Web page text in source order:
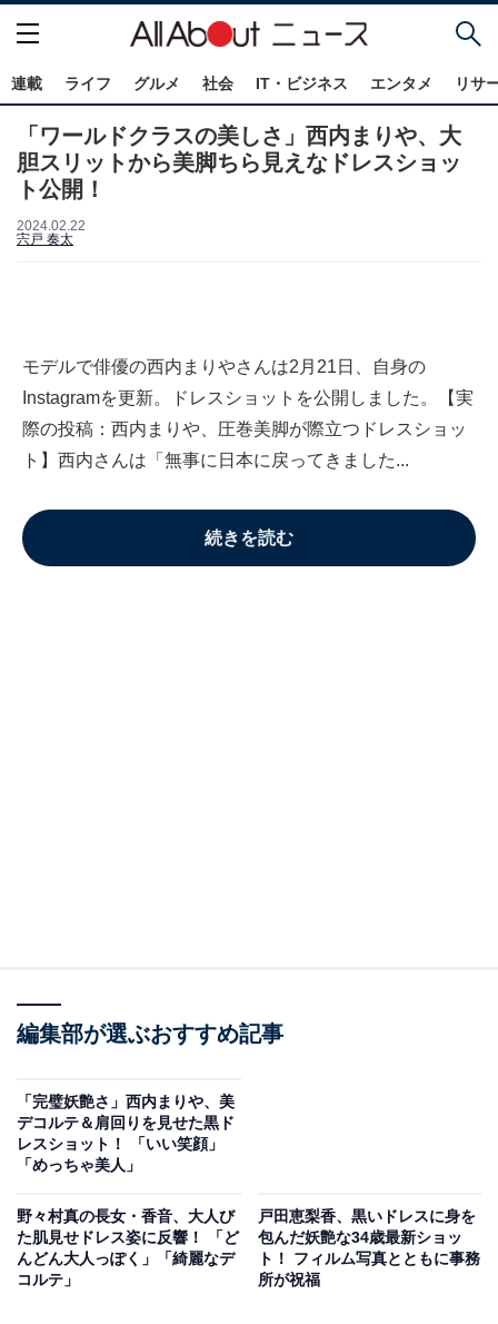
連載 ライフ グルメ 社会 IT・ビジネス エンタメ リサ
「ワールドクラスの美しさ」西内まりや、大
胆スリットから美脚ちら見えなドレスショッ
ト公開！
2024.02.22
宍戸 奏太
モデルで俳優の西内まりやさんは2月21日、自身の
Instagramを更新。ドレスショットを公開しました。【実
際の投稿：西内まりや、圧巻美脚が際立つドレスショッ
ト】西内さんは「無事に日本に戻ってきました...
続きを読む
編集部が選ぶおすすめ記事
「完璧妖艶さ」西内まりや、美
デコルテ＆肩回りを見せた黒ド
レスショット！ 「いい笑顔」
「めっちゃ美人」
野々村真の長女・香音、大人び
た肌見せドレス姿に反響！ 「ど
んどん大人っぽく」「綺麗なデ
コルテ」
戸田恵梨香、黒いドレスに身を
包んだ妖艶な34歳最新ショッ
ト！ フィルム写真とともに事務
所が祝福